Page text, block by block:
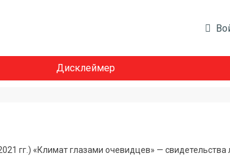
Дисклеймер
гг.) «Климат глазами очевидцев» —